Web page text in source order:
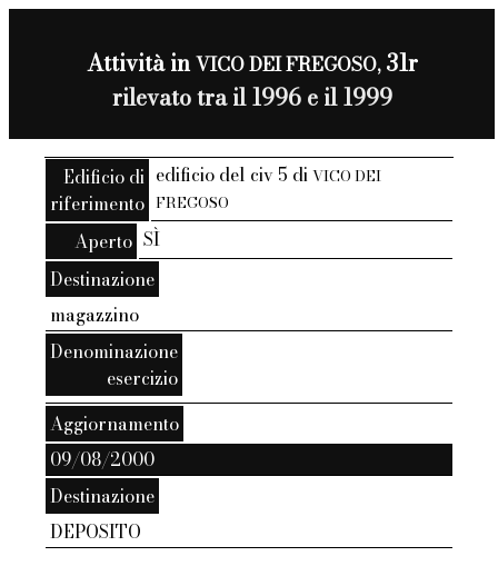
Attività inVICO DEI FREGOSO,31r
rilevato tra il 1996 e il 1999
Edificio di
riferimento
edificio del civ 5 diVICO DEI
FREGOSO
Aperto SÌ
Destinazione
magazzino
Denominazione
esercizio
Aggiornamento
09/08/2000
Destinazione
DEPOSITO